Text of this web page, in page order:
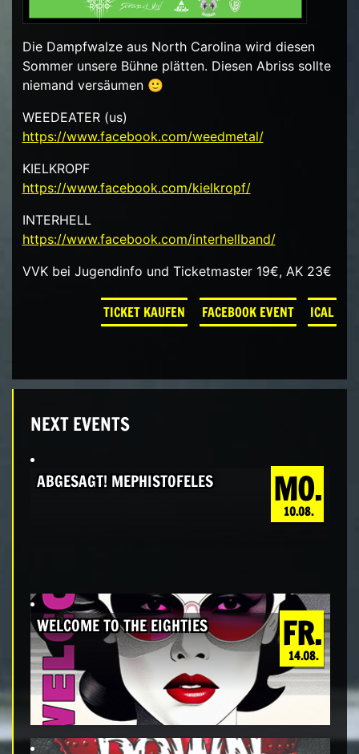
Die Dampfwalze aus North Carolina wird diesen
Sommer unsere Bühne plätten. Diesen Abriss sollte
niemand versäumen 🙂
WEEDEATER (us)
https://www.facebook.com/weedmetal/
KIELKROPF
https://www.facebook.com/kielkropf/
INTERHELL
https://www.facebook.com/interhellband/
VVK bei Jugendinfo und Ticketmaster 19€, AK 23€
TICKET KAUFEN FACEBOOK EVENT ICAL
NEXT EVENTS
MO.
10.08.
ABGESAGT! MEPHISTOFELES
FR.
14.08.
WELCOME TO THE EIGHTIES